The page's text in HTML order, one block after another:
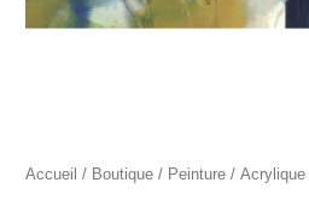
Accueil / Boutique / Peinture /Acrylique